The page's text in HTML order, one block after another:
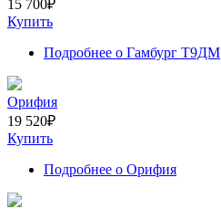
15 700₽
Купить
Подробнее о Гамбург Т9ДМ
Орифия
19 520₽
Купить
Подробнее о Орифия